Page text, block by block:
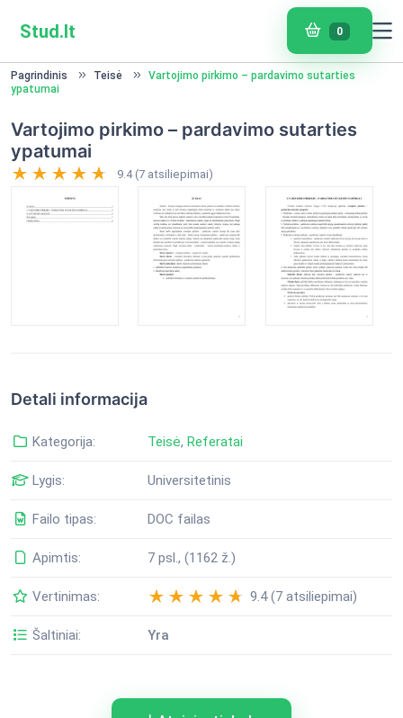
Stud.lt 0
Pagrindinis Teisė
Vartojimo pirkimo – pardavimo sutarties
ypatumai
Vartojimo pirkimo – pardavimo sutarties
ypatumai
9.4 (7 atsiliepimai)
Detali informacija
Kategorija: Teisė, Referatai
Lygis: Universitetinis
Failo tipas: DOC failas
Apimtis: 7 psl., (1162 ž.)
Vertinimas: 9.4 (7 atsiliepimai)
Šaltiniai: Yra